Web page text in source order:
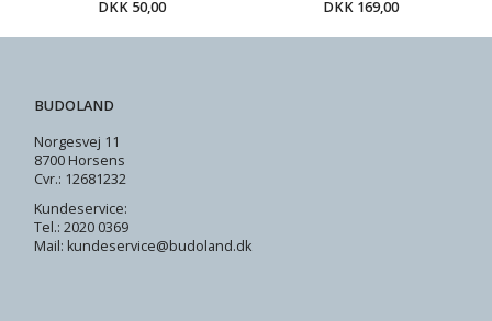
DKK 50,00 DKK 169,00
BUDOLAND
Norgesvej 11
8700 Horsens
Cvr.: 12681232
Kundeservice:
Tel.: 2020 0369
Mail: kundeservice@budoland.dk